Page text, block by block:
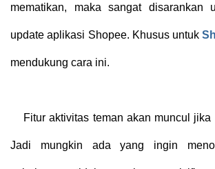
mematikan, maka sangat disarankan
update aplikasi Shopee. Khusus untuk
mendukung cara ini.
Fitur aktivitas teman akan muncul jika
Jadi mungkin ada yang ingin